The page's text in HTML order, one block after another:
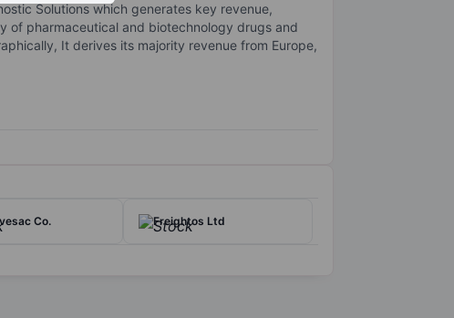
Solutions which generates key revenue,
of pharmaceutical and biotechnology drugs and
It derives its majority revenue from Europe,
Co. Freightos Ltd